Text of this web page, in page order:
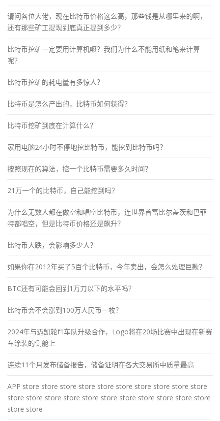
请问各位大佬，现在比特币价格这么高，那些钱是从哪里来的啊，
还有那些矿工提现到底真正提到多少？
比特币挖矿一定要用计算机嚒？我们为什么不能用纸和笔来计算
呢？
比特币挖矿的耗电量有多惊人？
比特币是怎么产出的，比特币如何获得？
比特币挖矿到底在计算什么？
家用电脑24小时不停地挖比特币，能挖到比特币吗？
按照现在的算法，挖一个比特币需要多久时间？
21万一个的比特币，自己能挖到吗？
为什么无数人都在做空和唱空比特币，连世界首富比尔盖茨和巴菲
特都唱空，但是比特币价格还是飙升？
比特币大跌，会影响多少人？
如果你在2012年买了5百个比特币，今年卖出，会怎么处理巨款？
BTC还有可能会回到1万刀以下的水平吗？
比特币会不会涨到100万人民币一枚？
2024年与迈凯轮f1车队升级合作，Logo将在20场比赛中出现在新赛
车涂装的侧舱上
连续11个月发布储备报告，储备证明在各大交易所中质量最高
APP store store store store store store store store store store
store store store store store store store store store store store
store store